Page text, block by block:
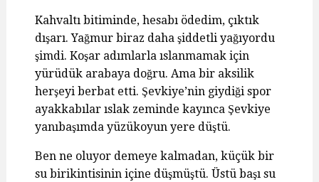
Kahvaltı bitiminde, hesabı ödedim, çıktık
dışarı. Yağmur biraz daha şiddetli yağıyordu
şimdi. Koşar adımlarla ıslanmamak için
yürüdük arabaya doğru. Ama bir aksilik
herşeyi berbat etti. Şevkiye’nin giydiği spor
ayakkabılar ıslak zeminde kayınca Şevkiye
yanıbaşımda yüzükoyun yere düştü.
Ben ne oluyor demeye kalmadan, küçük bir
su birikintisinin içine düşmüştü. Üstü başı su